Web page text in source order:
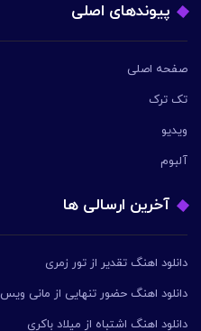
پیوندهای اصلی
صفحه اصلی
تک ترک
ویدیو
آلبوم
آخرین ارسالی ها
دانلود اهنگ تقدیر از تور زمری
دانلود اهنگ حضور تنهایی از مانی ویس
دانلود اهنگ اشتباه از میلاد باکری